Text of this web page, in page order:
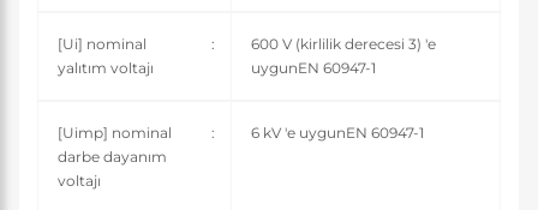
[Ui] nominal
yalıtım voltajı
:
600 V (kirlilik derecesi 3) 'e
uygunEN 60947-1
[Uimp] nominal
darbe dayanım
voltajı
: 6 kV 'e uygunEN 60947-1